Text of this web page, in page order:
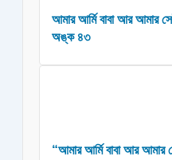
আমার আর্মি বাবা আর আমার
অঙ্ক ৪৩
“আমার আর্মি বাবা আর আমার